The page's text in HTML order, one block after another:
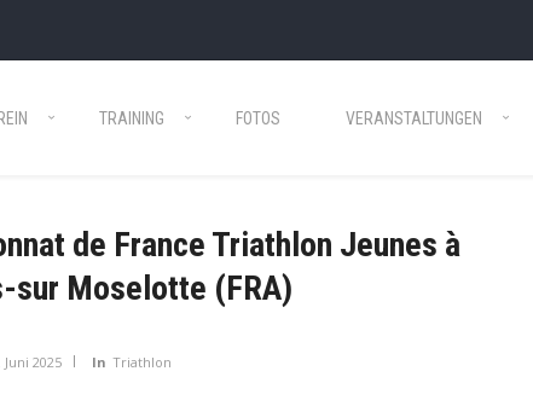
TRAINING FOTOS VERANSTALTUNGEN
de France Triathlon Jeunes à
sur Moselotte (FRA)
Juni 2025 In Triathlon